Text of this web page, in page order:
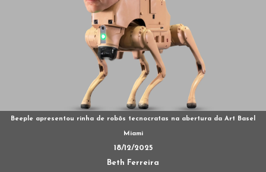
Beeple apresentou rinha de robôs tecnocratas na abertura da Art Basel
Miami
18/12/2025
Beth Ferreira